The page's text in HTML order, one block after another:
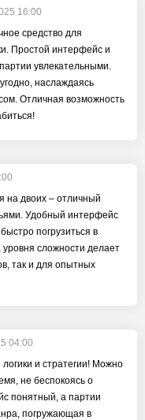
16:00
средство для
Простой интерфейс и
увлекательными.
наслаждаясь
Отличная возможность
на двоих – отличный
Удобный интерфейс
погрузиться в
сложности делает
так и для опытных
04:00
и стратегии! Можно
не беспокоясь о
понятный, а партии
погружающая в